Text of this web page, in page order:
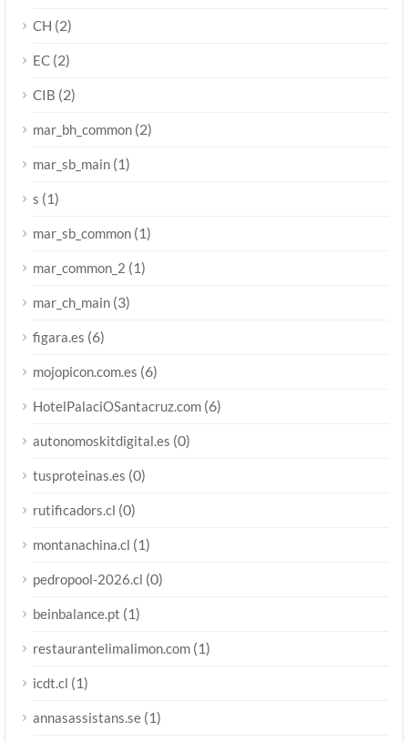
CH (2)
EC (2)
CIB (2)
mar_bh_common (2)
mar_sb_main (1)
s (1)
mar_sb_common (1)
mar_common_2 (1)
mar_ch_main (3)
figara.es (6)
mojopicon.com.es (6)
HotelPalaciOSantacruz.com (6)
autonomoskitdigital.es (0)
tusproteinas.es (0)
rutificadors.cl (0)
montanachina.cl (1)
pedropool-2026.cl (0)
beinbalance.pt (1)
restaurantelimalimon.com (1)
icdt.cl (1)
annasassistans.se (1)